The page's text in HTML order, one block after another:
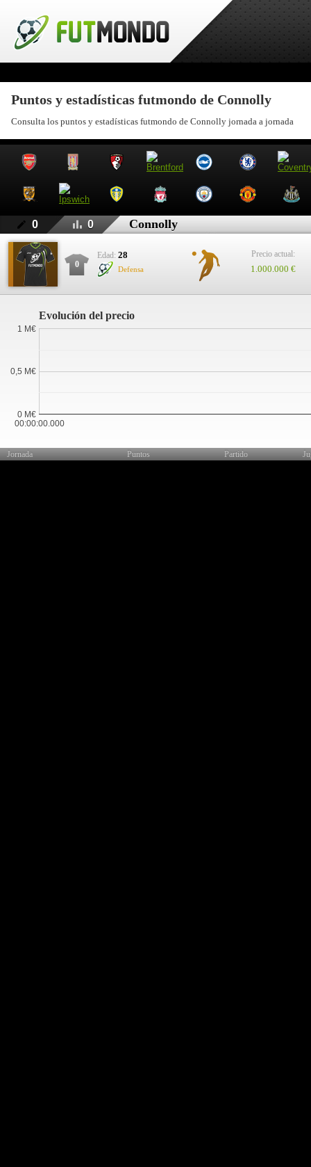
Puntos y estadísticas futmondo de Connolly
Consulta los puntos y estadísticas futmondo de Connolly jornada a jornada
0 0 Connolly
0
Edad: 28
Defensa
Precio actual:
1.000.000 €
Evolución del precio
00:00:00.000
0 M€
0,5 M€
1 M€
Jornada Puntos Partido